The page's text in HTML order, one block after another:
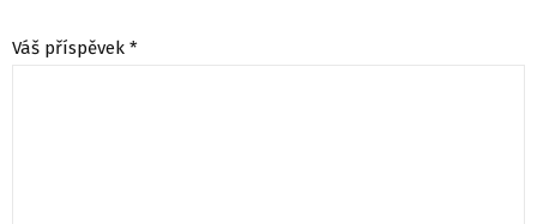
Váš příspěvek *